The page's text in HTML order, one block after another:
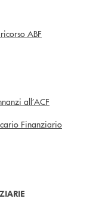
ABF
all’ACF
Finanziario